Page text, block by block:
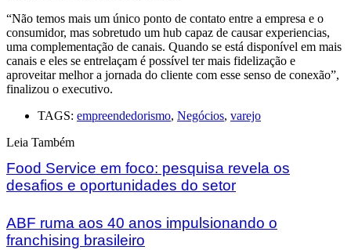
“Não temos mais um único ponto de contato entre a empresa e o
consumidor, mas sobretudo um hub capaz de causar experiencias,
uma complementação de canais. Quando se está disponível em mais
canais e eles se entrelaçam é possível ter mais fidelização e
aproveitar melhor a jornada do cliente com esse senso de conexão”,
finalizou o executivo.
TAGS: empreendedorismo, Negócios, varejo
Leia Também
Food Service em foco: pesquisa revela os
desafios e oportunidades do setor
ABF ruma aos 40 anos impulsionando o
franchising brasileiro